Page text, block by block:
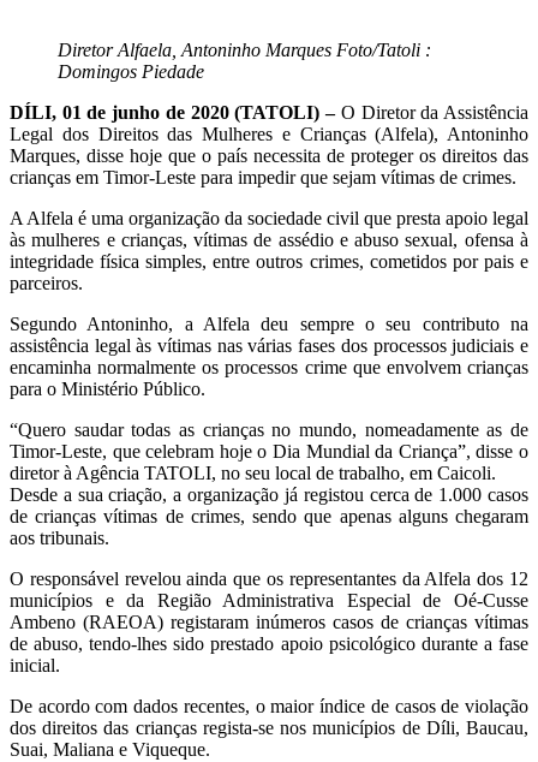
Diretor Alfaela, Antoninho Marques Foto/Tatoli :
Domingos Piedade
DÍLI, 01 de junho de 2020 (TATOLI) –O Diretor da Assistência
Legal dos Direitos das Mulheres e Crianças (Alfela), Antoninho
Marques, disse hoje que o país necessita de proteger os direitos das
crianças em Timor-Leste para impedir que sejam vítimas de crimes.
A Alfela é uma organização da sociedade civil que presta apoio legal
às mulheres e crianças, vítimas de assédio e abuso sexual, ofensa à
integridade física simples, entre outros crimes, cometidos por pais e
parceiros.
Segundo Antoninho, a Alfela deu sempre o seu contributo na
assistência legal às vítimas nas várias fases dos processos judiciais e
encaminha normalmente os processos crime que envolvem crianças
para o Ministério Público.
“Quero saudar todas as crianças no mundo, nomeadamente as de
Timor-Leste, que celebram hoje o Dia Mundial da Criança”, disse o
diretor à Agência TATOLI, no seu local de trabalho, em Caicoli.
Desde a sua criação, a organização já registou cerca de 1.000 casos
de crianças vítimas de crimes, sendo que apenas alguns chegaram
aos tribunais.
O responsável revelou ainda que os representantes da Alfela dos 12
municípios e da Região Administrativa Especial de Oé-Cusse
Ambeno (RAEOA) registaram inúmeros casos de crianças vítimas
de abuso, tendo-lhes sido prestado apoio psicológico durante a fase
inicial.
De acordo com dados recentes, o maior índice de casos de violação
dos direitos das crianças regista-se nos municípios de Díli, Baucau,
Suai, Maliana e Viqueque.